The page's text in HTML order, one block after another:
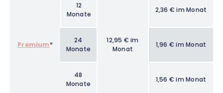
Premium*
12
Monate
12,95 € im
Monat
2,36 € im Monat
24
Monate
1,96 € im Monat
48
Monate
1,56 € im Monat